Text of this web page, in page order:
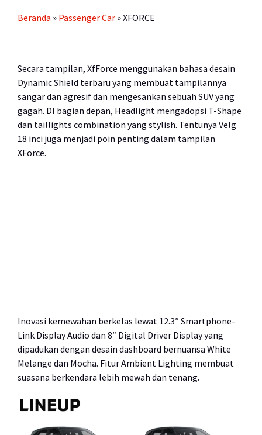
Beranda » Passenger Car »XFORCE
Secara tampilan, XfForce menggunakan bahasa desain
Dynamic Shield terbaru yang membuat tampilannya
sangar dan agresif dan mengesankan sebuah SUV yang
gagah. DI bagian depan, Headlight mengadopsi T-Shape
dan taillights combination yang stylish. Tentunya Velg
18 inci juga menjadi poin penting dalam tampilan
XForce.
Inovasi kemewahan berkelas lewat 12.3″ Smartphone-
Link Display Audio dan 8″ Digital Driver Display yang
dipadukan dengan desain dashboard bernuansa White
Melange dan Mocha. Fitur Ambient Lighting membuat
suasana berkendara lebih mewah dan tenang.